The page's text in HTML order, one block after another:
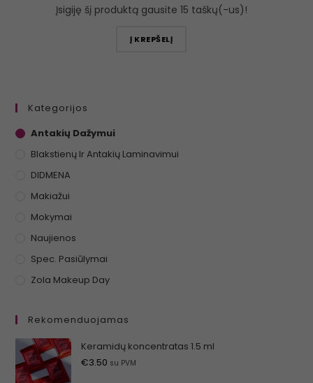
Įsigiję šį produktą gausite 15 taškų(-us)!
Į KREPŠELĮ
Kategorijos
Antakių Dažymui
Blakstienų Ir Antakių Laminavimui
DIDMENA
Makiažui
Mokymai
Naujienos
Spec. Pasiūlymai
Zola Makeup Day
Rekomenduojamas
Keramidų koncentratas 1.5 ml
€3.50 su PVM